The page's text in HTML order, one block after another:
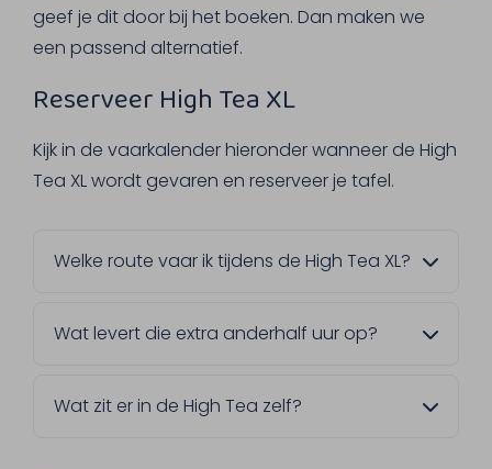
geef je dit door bij het boeken. Dan maken we
een passend alternatief.
Reserveer High Tea XL
Kijk in de vaarkalender hieronder wanneer de High
Tea XL wordt gevaren en reserveer je tafel.
Welke route vaar ik tijdens de High Tea XL?
Sluiscruise of de Sluizentocht. In de
gekozen datum wordt gevaren.
Wat levert die extra anderhalf uur op?
onze langere routes. Wat je onderweg ziet,
Wat zit er in de High Tea zelf?